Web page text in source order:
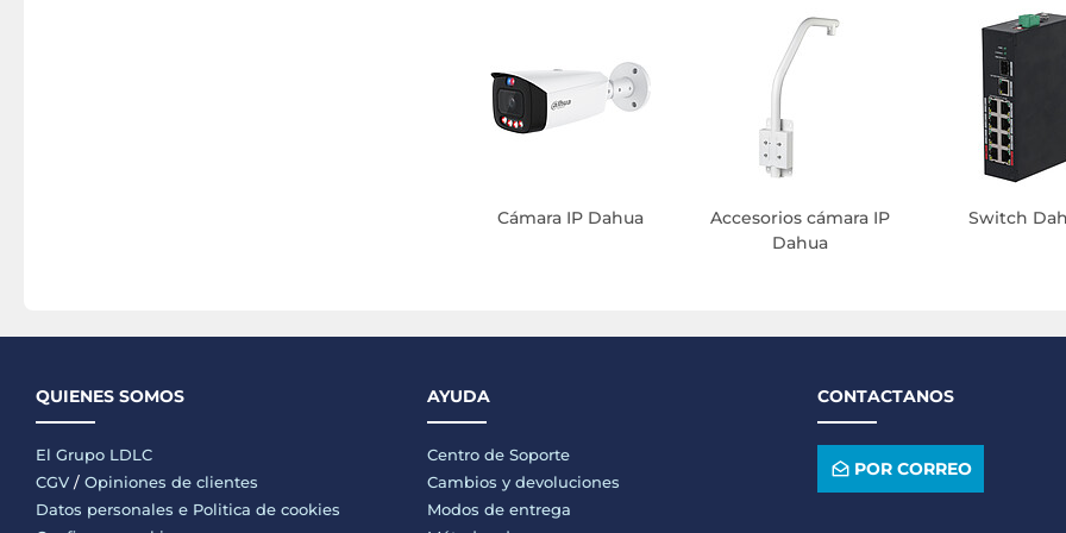
Cámara IP Dahua
Accesorios cámara IP
Dahua
Switch
QUIENES SOMOS
El Grupo LDLC
CGV / Opiniones de clientes
Datos personales e Politica de cookies
AYUDA
Centro de Soporte
Cambios y devoluciones
Modos de entrega
CONTACTANOS
POR CORREO